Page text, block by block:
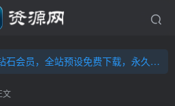
钻石会员，”送“万元超值资源，内容丰富，容量高达20T，不断更新！点击进入……
钻石会员，”送“万元超值资源，内容丰富，容量高达20T，不断更新！点击进入……
文